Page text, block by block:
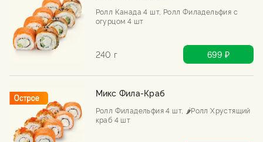
Ролл Канада 4 шт, Ролл Филадельфия с
огурцом 4 шт
240 г 699 ₽
Микс Фила-Краб
Ролл Филадельфия 4 шт, 🌶️Ролл Хрустящий
краб 4 шт